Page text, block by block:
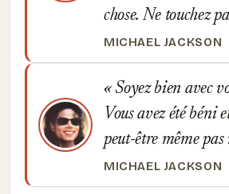
chose. Ne touchez
MICHAEL JACKSON
Soyez bien avec
Vous avez été béni
peut-être même pas
MICHAEL JACKSON